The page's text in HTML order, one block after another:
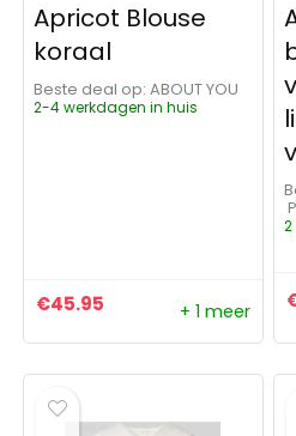
Apricot Blouse
koraal
Beste deal op:
ABOUT YOU
2-4 werkdagen in huis
€45.95 + 1 meer